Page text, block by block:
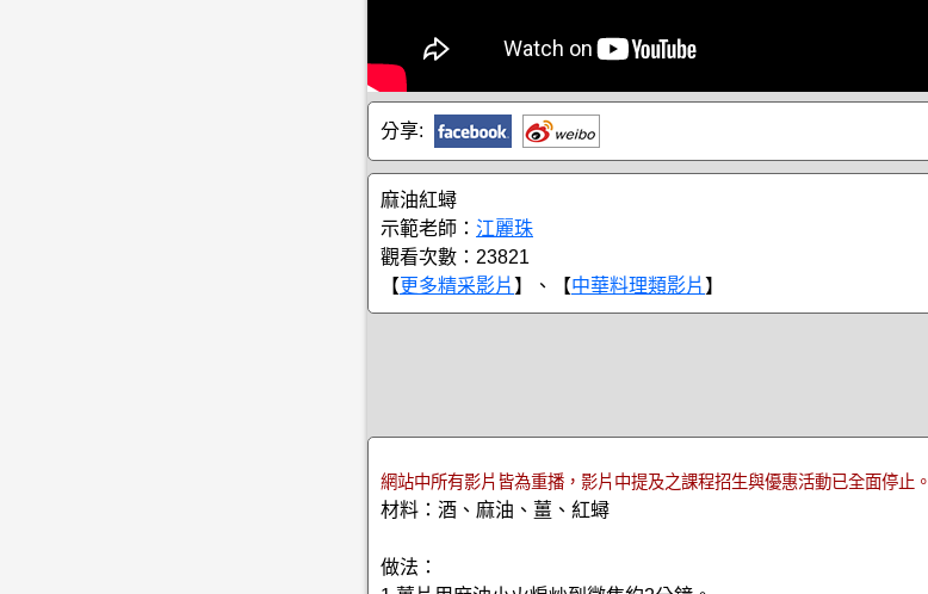
分享:
麻油紅蟳
示範老師： 江麗珠
觀看次數：23821
【更多精采影片 】、【中華料理類影片 】
網站中所有影片皆為重播，影片中提及之課程招生與優惠活動已全面停止。
材料：酒、麻油、薑、紅蟳
做法：